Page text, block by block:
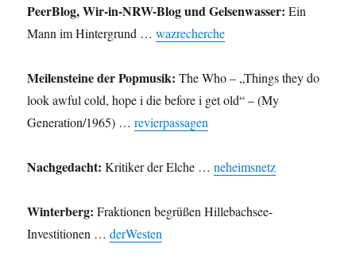
PeerBlog, Wir-in-NRW-Blog und Gelsenwasser: Ein
Mann im Hintergrund …wazrecherche
Meilensteine der Popmusik: The Who – „Things they do
look awful cold, hope i die before i get old“ – (My
Generation/1965) …revierpassagen
Nachgedacht: Kritiker der Elche …neheimsnetz
Winterberg: Fraktionen begrüßen Hillebachsee-
Investitionen …derWesten